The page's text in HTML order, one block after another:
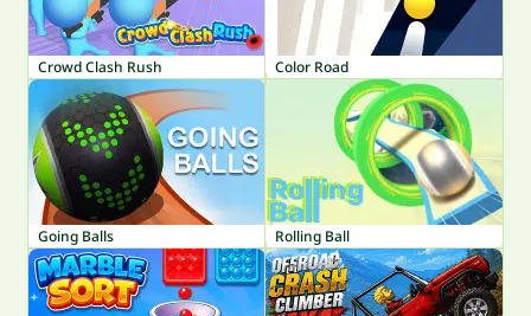
Crowd Clash Rush Color Road
Going Balls Rolling Ball